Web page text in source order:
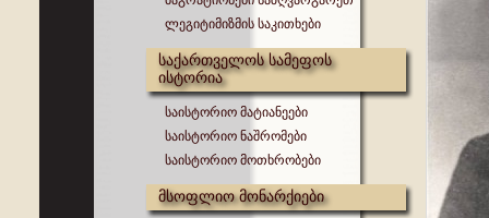
ლეგიტიმიზმის საკითხები
საქართველოს სამეფოს
ისტორია
საისტორიო მატიანეები
საისტორიო ნაშრომები
საისტორიო მოთხრობები
მსოფლიო მონარქიები